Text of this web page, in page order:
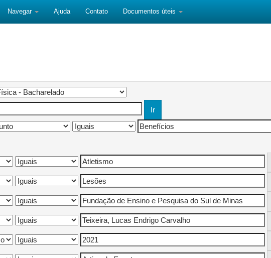
Navegar Ajuda Contato Documentos úteis